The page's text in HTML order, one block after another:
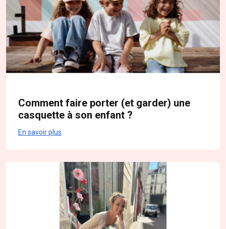
Comment faire porter (et garder) une
casquette à son enfant ?
En savoir plus